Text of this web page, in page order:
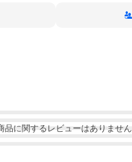
品に関するレビューはありません